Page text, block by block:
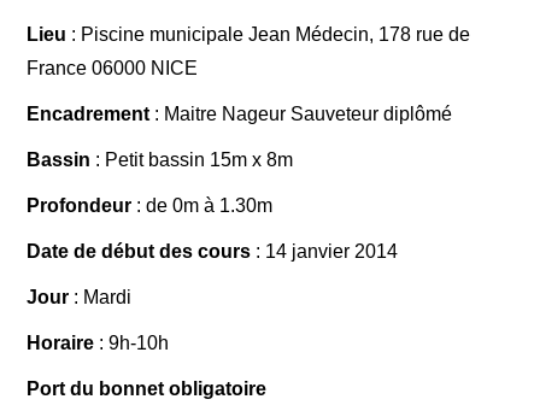
PLANNING 2026 / 2027
Lieu : Piscine municipale Jean Médecin, 178 rue de
France 06000 NICE
Encadrement : Maitre Nageur Sauveteur diplômé
Bassin : Petit bassin 15m x 8m
Profondeur : de 0m à 1.30m
Date de début des cours : 14 janvier 2014
Jour : Mardi
Horaire : 9h-10h
Port du bonnet obligatoire